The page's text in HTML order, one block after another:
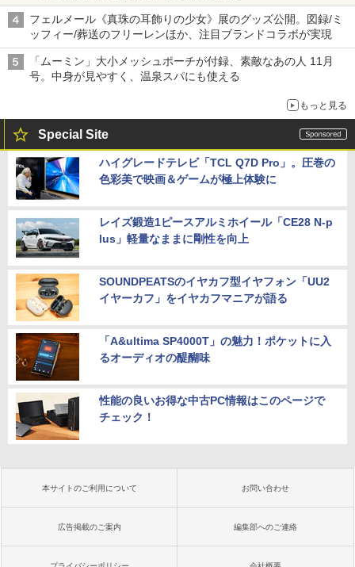
フェルメール《真珠の耳飾りの少女》展のグッズ公開。図録/ミ
ッフィー/葬送のフリーレンほか、注目ブランドコラボが実現
「ムーミン」大小メッシュポーチが付録、素敵なあの人 11月
号。中身が見やすく、温泉スパにも使える
もっと見る
Special Site
ハイグレードテレビ「TCL Q7D Pro」。圧巻の
色彩美で映画＆ゲームが極上体験に
レイズ鍛造1ピースアルミホイール「CE28 N-p
lus」軽量なままに剛性を向上
SOUNDPEATSのイヤカフ型イヤフォン「UU2
イヤーカフ」をイヤカフマニアが語る
「A&ultima SP4000T」の魅力！ポケットに入
るオーディオの醍醐味
性能の良いお得な中古PC情報はこのページで
チェック！
本サイトのご利用について お問い合わせ
広告掲載のご案内 編集部へのご連絡